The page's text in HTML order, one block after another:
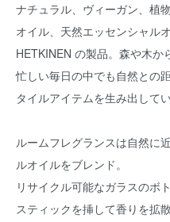
ナチュラル、ヴィーガン、植
オイル、天然エッセンシャル
HETKINEN の製品。森や木か
忙しい毎日の中でも自然との
タイルアイテムを生み出してい
ルームフレグランスは自然に
ルオイルをブレンド。
リサイクル可能なガラスのボ
スティックを挿して香りを拡散